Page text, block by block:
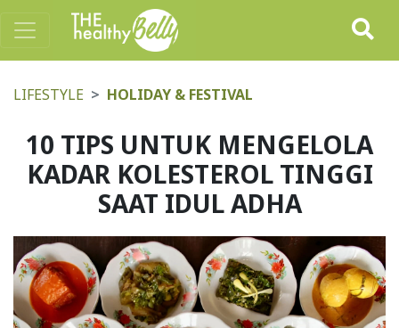
LIFESTYLE HOLIDAY & FESTIVAL
10 TIPS UNTUK MENGELOLA
KADAR KOLESTEROL TINGGI
SAAT IDUL ADHA